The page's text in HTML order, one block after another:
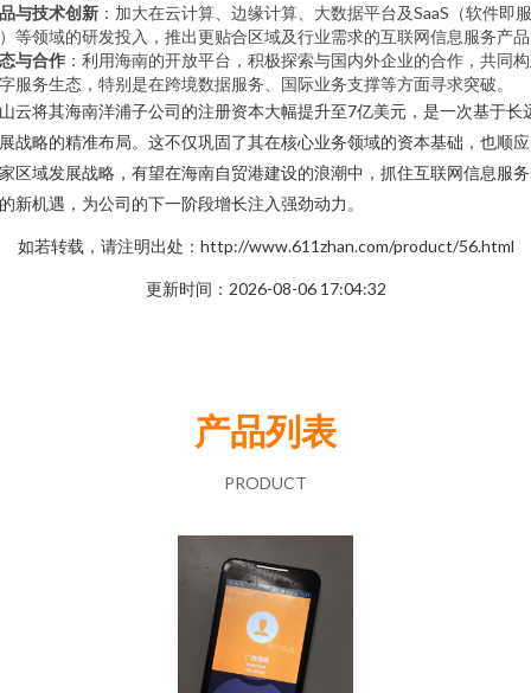
与技术创新 ：加大在云计算、边缘计算、大数据平台及SaaS（软件即服
等领域的研发投入，推出更贴合区域及行业需求的互联网信息服务产
与合作 ：利用海南的开放平台，积极探索与国内外企业的合作，共同
服务生态，特别是在跨境数据服务、国际业务支撑等方面寻求突破。
云将其海南洋浦子公司的注册资本大幅提升至7亿美元，是一次基于长
战略的精准布局。这不仅巩固了其在核心业务领域的资本基础，也顺
区域发展战略，有望在海南自贸港建设的浪潮中，抓住互联网信息服
新机遇，为公司的下一阶段增长注入强劲动力。
如若转载，请注明出处：http://www.611zhan.com/product/56.html
更新时间：2026-08-06 17:04:32
产品列表
PRODUCT